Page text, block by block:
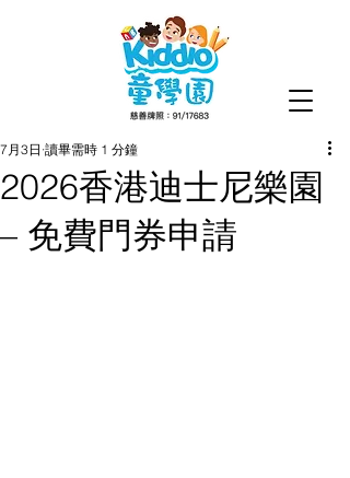
2026香港迪士尼樂園
– 免費門券申請
7月3日 讀畢需時 1 分鐘